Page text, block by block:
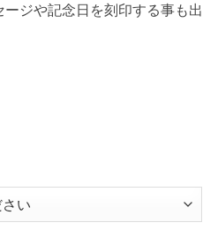
ジや記念日を刻印する事も出